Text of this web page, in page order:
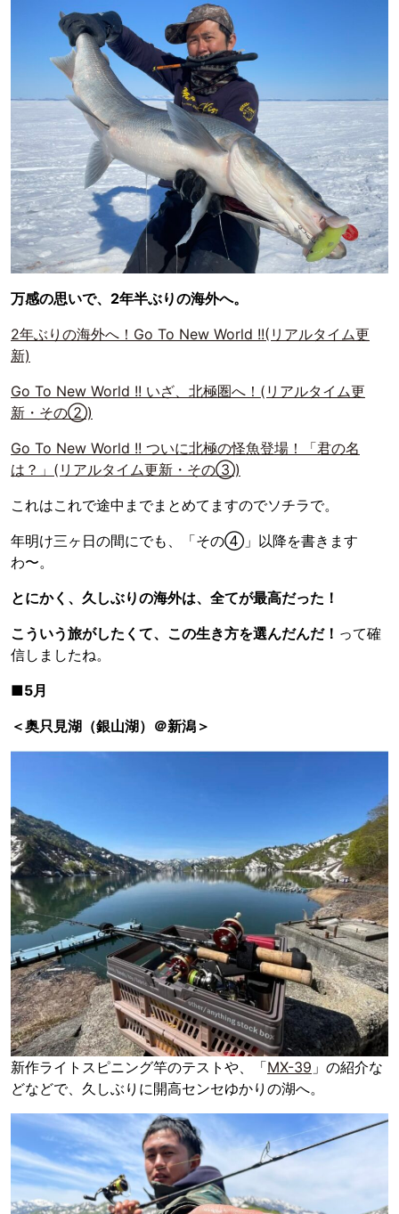
万感の思いで、2年半ぶりの海外へ。
2年ぶりの海外へ！Go To New World !!(リアルタイム更
新)
Go To New World !! いざ、北極圏へ！(リアルタイム更
新・その②)
Go To New World !! ついに北極の怪魚登場！「君の名
は？」(リアルタイム更新・その③)
これはこれで途中までまとめてますのでソチラで。
年明け三ヶ日の間にでも、「その④」以降を書きます
わ〜。
とにかく、久しぶりの海外は、全てが最高だった！
こういう旅がしたくて、この生き方を選んだんだ！ って確
信しましたね。
■5月
＜奥只見湖（銀山湖）＠新潟＞
新作ライトスピニング竿のテストや、「MX-39 」の紹介な
どなどで、久しぶりに開高センセゆかりの湖へ。